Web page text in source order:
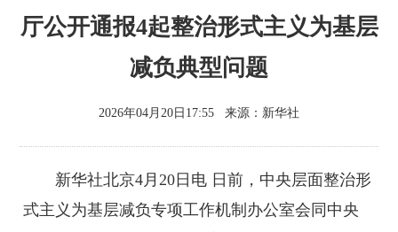
厅公开通报4起整治形式主义为基层
减负典型问题
2026年04月20日17:55 来源： 新华社
新华社北京4月20日电 日前，中央层面整治形
式主义为基层减负专项工作机制办公室会同中央